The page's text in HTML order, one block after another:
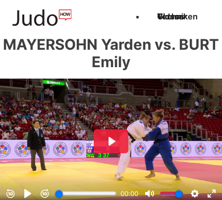
Techniken
Videos
Glossar
MAYERSOHN Yarden vs. BURT
Emily